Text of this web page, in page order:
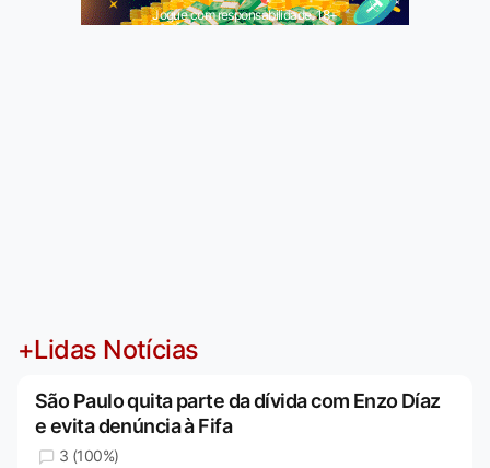
Jogue com responsabilidade. 18+
+Lidas Notícias
São Paulo quita parte da dívida com Enzo Díaz
e evita denúncia à Fifa
3 (100%)